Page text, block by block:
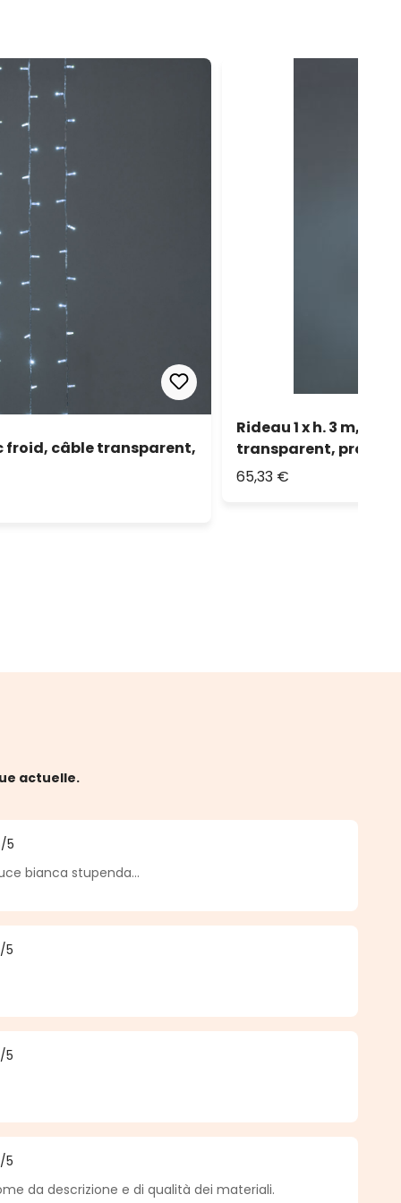
froid, câble transparent,
Rideau 1 x h. 3 m,
transparent,
65,33 €
actuelle.
4 sur 5 étoiles
/5
bianca stupenda...
5 sur 5 étoiles
/5
5 sur 5 étoiles
/5
5 sur 5 étoiles
/5
da descrizione e di qualità dei materiali.